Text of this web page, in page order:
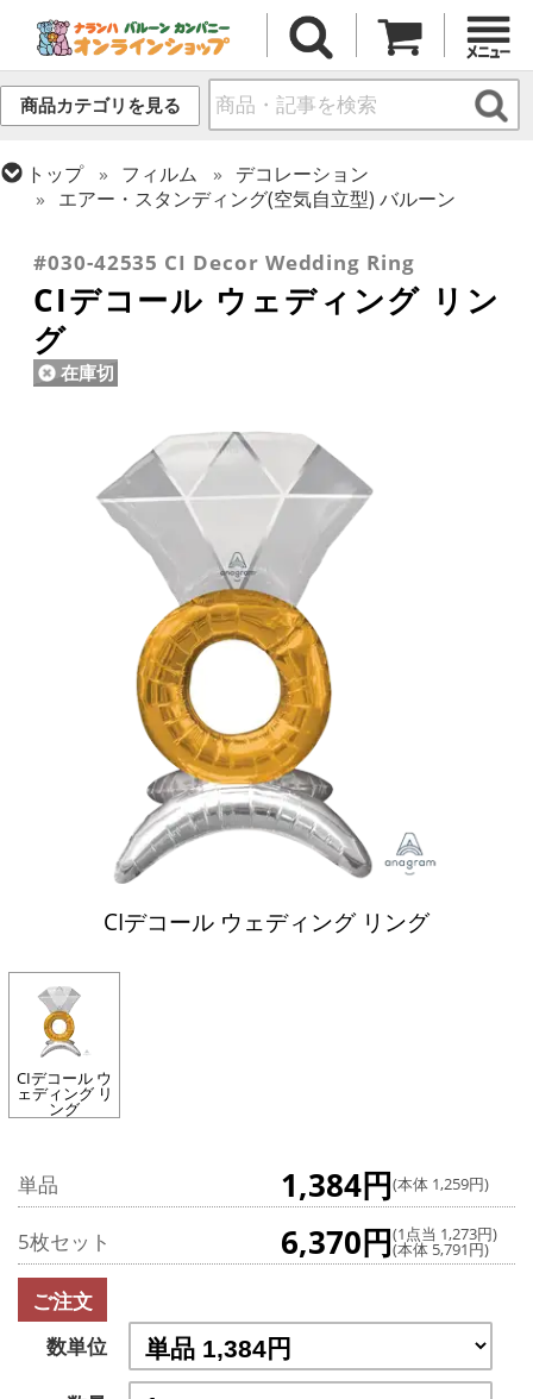
商品カテゴリを見る
トップ フィルム
デコレーション
エアー・スタンディング(空気自立型) バルーン
#030-42535 CI Decor Wedding Ring
CIデコール ウェディング リン
グ
在庫切
CIデコール ウェディング リング
CIデコール ウ
ェディング リ
ング
単品 1,384円(本体 1,259円)
5枚セット 6,370円(1点当 1,273円)
(本体 5,791円)
ご注文
数単位